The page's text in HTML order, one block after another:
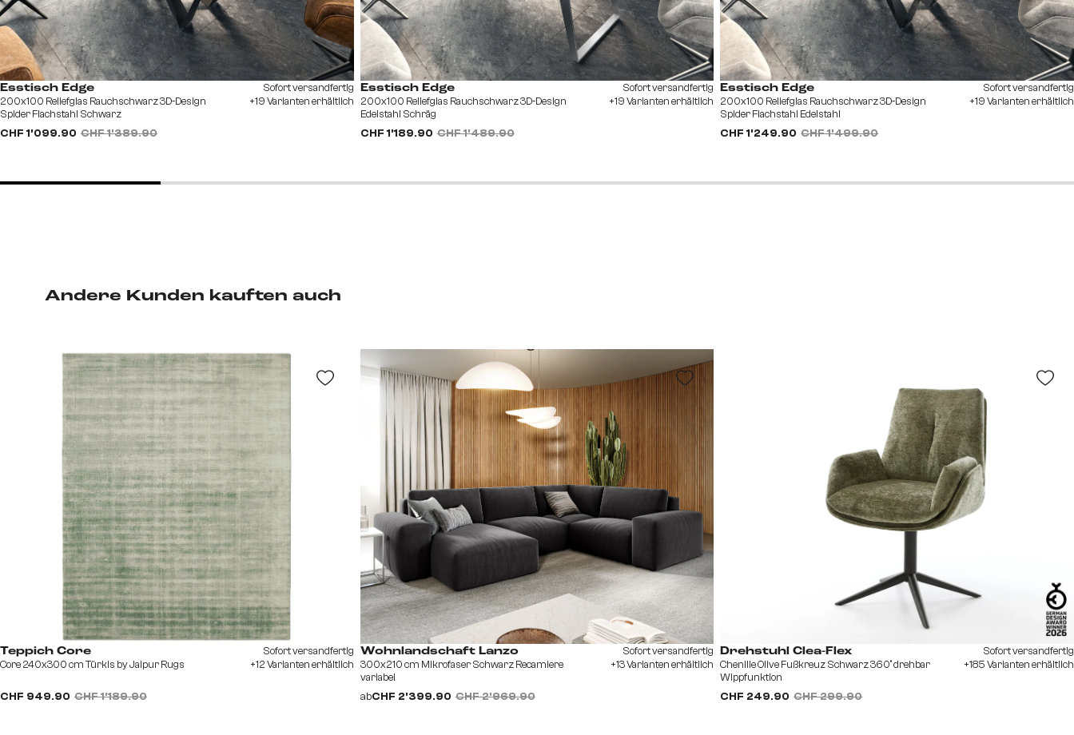
Andere Kunden kauften auch
Teppich Core
Core 240x300 cm Türkis by Jaipur Rugs
CHF 949.90 CHF 1’189.90
Sofort versandfertig
+12 Varianten erhältlich
Wohnlandschaft Lanzo
300x210 cm Mikrofaser Schwarz Recamiere
variabel
abCHF 2’399.90 CHF 2’969.90
Sofort versandfertig
+13 Varianten erhältlich
Drehstuhl Clea-Flex
Chenille Olive Fußkreuz Schwarz 360° drehbar
Wippfunktion
CHF 249.90 CHF 299.90
Sofort versandfertig
+185 Varianten erhältlich
Esstisch Edge
200x100 Reliefglas Rauchschwarz 3D-Design
Spider Flachstahl Schwarz
CHF 1’099.90 CHF 1’389.90
Sofort versandfertig
+19 Varianten erhältlich
Esstisch Edge
200x100 Reliefglas Rauchschwarz 3D-Design
Edelstahl Schräg
CHF 1’189.90 CHF 1’489.90
Sofort versandfertig
+19 Varianten erhältlich
Esstisch Edge
200x100 Reliefglas Rauchschwarz 3D-Design
Spider Flachstahl Edelstahl
CHF 1’249.90 CHF 1’499.90
Sofort versandfertig
+19 Varianten erhältlich